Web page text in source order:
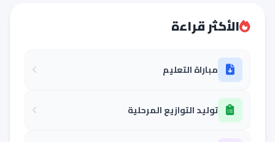
الأكثر قراءة
مباراة التعليم
توليد التوازيع المرحلية